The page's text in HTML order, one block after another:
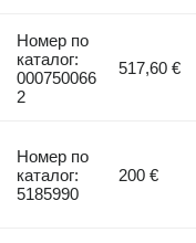
Номер по
каталог:
000750066
2
517,60 €
Номер по
каталог:
5185990
200 €